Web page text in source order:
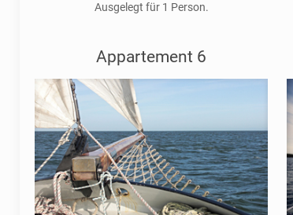
Ausgelegt für 1 Person.
Appartement 6